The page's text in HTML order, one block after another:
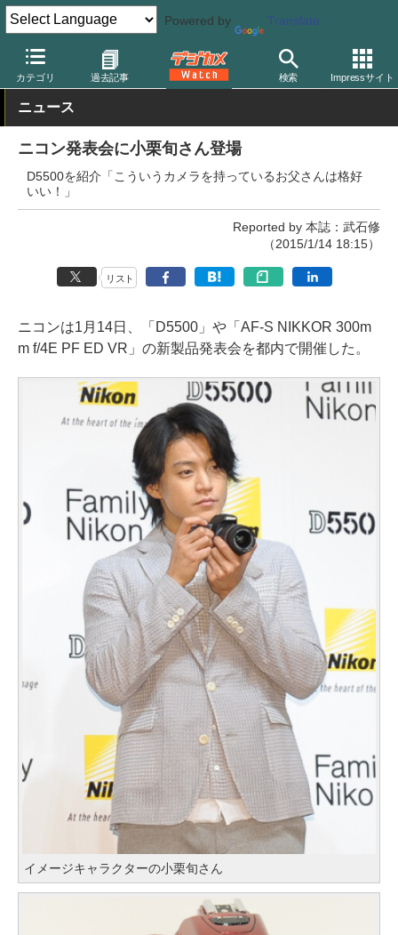
Powered by Translate
カテゴリ 過去記事 検索 Impressサイト
デジカメ Watch カメラ 一眼レフカメラ ニコン
ニュース
ニコン発表会に小栗旬さん登場
D5500を紹介「こういうカメラを持っているお父さんは格好
いい！」
Reported by 本誌：武石修
（2015/1/14 18:15）
リスト
ニコンは1月14日、「D5500」や「AF-S NIKKOR 300m
m f/4E PF ED VR」の新製品発表会を都内で開催した。
イメージキャラクターの小栗旬さん